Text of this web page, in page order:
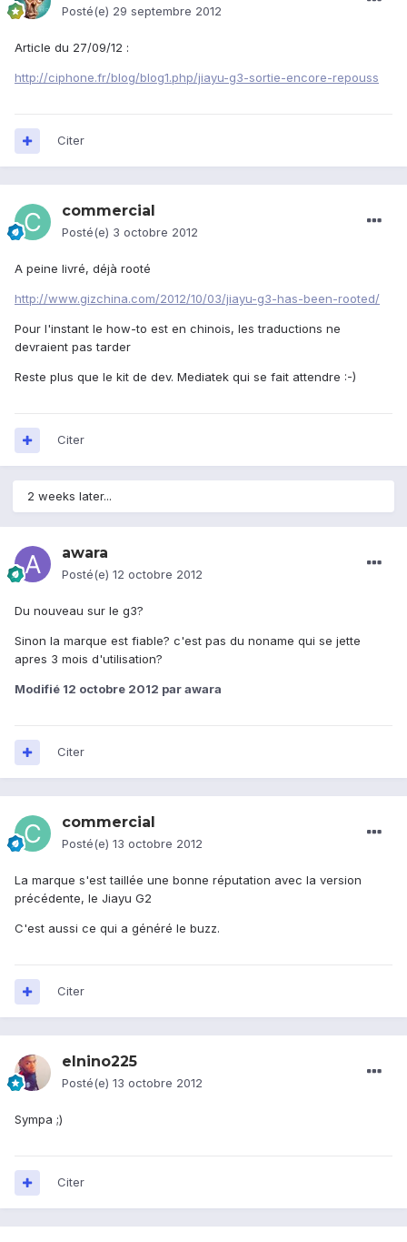
Posté(e) 29 septembre 2012
Article du 27/09/12 :
http://ciphone.fr/blog/blog1.php/jiayu-g3-sortie-encore-repouss
Citer
commercial
Posté(e) 3 octobre 2012
A peine livré, déjà rooté
http://www.gizchina.com/2012/10/03/jiayu-g3-has-been-rooted/
Pour l'instant le how-to est en chinois, les traductions ne
devraient pas tarder
Reste plus que le kit de dev. Mediatek qui se fait attendre :-)
Citer
2 weeks later...
awara
Posté(e) 12 octobre 2012
Du nouveau sur le g3?
Sinon la marque est fiable? c'est pas du noname qui se jette
apres 3 mois d'utilisation?
Modifié 12 octobre 2012 par awara
Citer
commercial
Posté(e) 13 octobre 2012
La marque s'est taillée une bonne réputation avec la version
précédente, le Jiayu G2
C'est aussi ce qui a généré le buzz.
Citer
elnino225
Posté(e) 13 octobre 2012
Sympa ;)
Citer